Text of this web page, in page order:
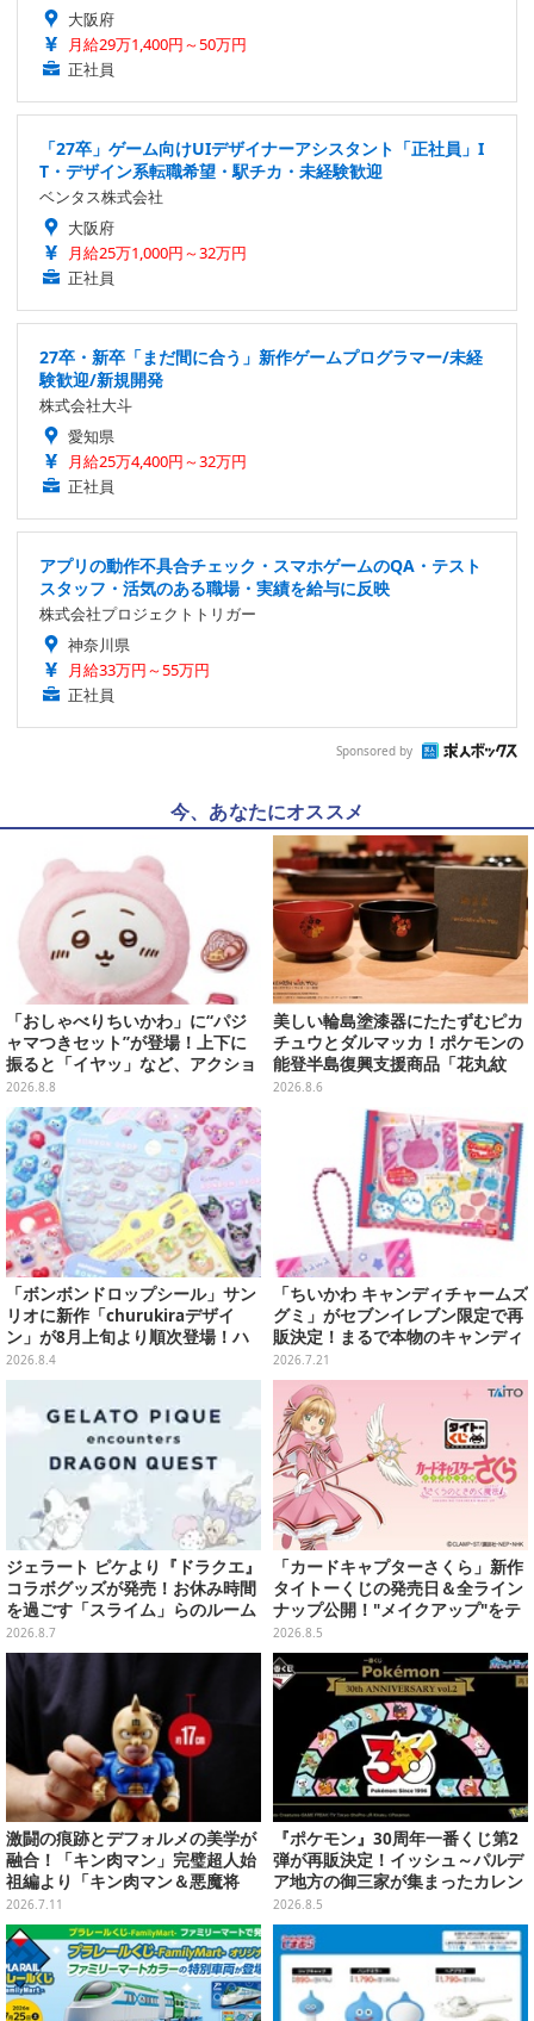
大阪府
月給29万1,400円～50万円
正社員
「27卒」ゲーム向けUIデザイナーアシスタント「正社員」I
T・デザイン系転職希望・駅チカ・未経験歓迎
ベンタス株式会社
大阪府
月給25万1,000円～32万円
正社員
27卒・新卒「まだ間に合う」新作ゲームプログラマー/未経
験歓迎/新規開発
株式会社大斗
愛知県
月給25万4,400円～32万円
正社員
アプリの動作不具合チェック・スマホゲームのQA・テスト
スタッフ・活気のある職場・実績を給与に反映
株式会社プロジェクトトリガー
神奈川県
月給33万円～55万円
正社員
Sponsored by
今、あなたにオススメ
「おしゃべりちいかわ」に“パジ
ャマつきセット”が登場！上下に
振ると「イヤッ」など、アクショ
ンに応じて喋ってくれる
2026.8.8
美しい輪島塗漆器にたたずむピカ
チュウとダルマッカ！ポケモンの
能登半島復興支援商品「花丸紋
椀」が8月8日発売
2026.8.6
「ボンボンドロップシール」サン
リオに新作「churukiraデザイ
ン」が8月上旬より順次登場！ハ
ローキティ、はぴだんぶいなど全
8種類
2026.8.4
「ちいかわ キャンディチャームズ
グミ」がセブンイレブン限定で再
販決定！まるで本物のキャンディ
のような、カラフルボールチェー
ン付チャーム全8種
2026.7.21
ジェラート ピケより『ドラクエ』
コラボグッズが発売！お休み時間
を過ごす「スライム」らのルーム
ウェア、雑貨など多数ラインナッ
プ
2026.8.7
「カードキャプターさくら」新作
タイトーくじの発売日＆全ライン
ナップ公開！"メイクアップ"をテ
ーマに、日常でも使いたくなるア
イテムがズラリ
2026.8.5
激闘の痕跡とデフォルメの美学が
融合！「キン肉マン」完璧超人始
祖編より「キン肉マン＆悪魔将
軍」2体セットが2次予約受付中
2026.7.11
『ポケモン』30周年一番くじ第2
弾が再販決定！イッシュ～パルデ
ア地方の御三家が集まったカレン
ダー、ぬいぐるみなど記念グッズ
盛りだくさん
2026.8.5